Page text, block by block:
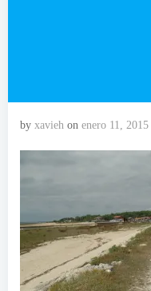
by xavieh on enero 11, 2015